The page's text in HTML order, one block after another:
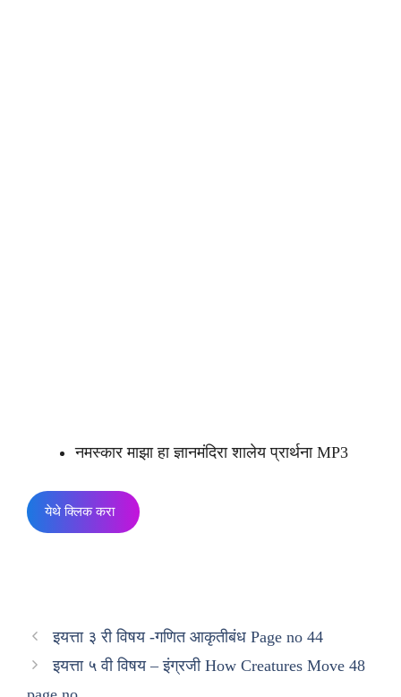
नमस्कार माझा हा ज्ञानमंदिरा शालेय प्रार्थना MP3
येथे क्लिक करा
इयत्ता ३ री विषय -गणित आकृतीबंध Page no 44
इयत्ता ५ वी विषय – इंग्रजी How Creatures Move 48